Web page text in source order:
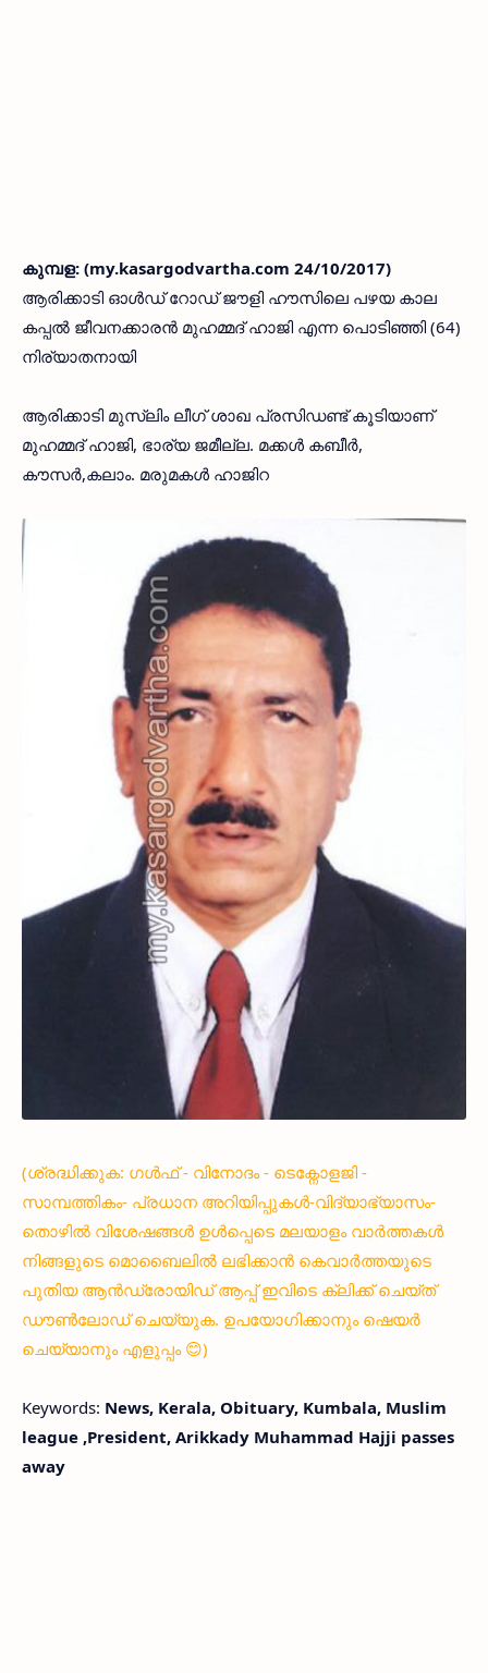
കുമ്പള: (my.kasargodvartha.com 24/10/2017)
ആരിക്കാടി ഓള്‍ഡ് റോഡ് ജൗളി ഹൗസിലെ പഴയ കാല
കപ്പല്‍ ജീവനക്കാരന്‍ മുഹമ്മദ് ഹാജി എന്ന പൊടിഞ്ഞി (64)
നിര്യാതനായി
ആരിക്കാടി മുസ്ലിം ലീഗ് ശാഖ പ്രസിഡണ്ട് കൂടിയാണ്
മുഹമ്മദ് ഹാജി, ഭാര്യ ജമീല്ല. മക്കള്‍ കബീര്‍,
കൗസര്‍,കലാം. മരുമകള്‍ ഹാജിറ
(ശ്രദ്ധിക്കുക: ഗൾഫ് - വിനോദം - ടെക്നോളജി -
സാമ്പത്തികം- പ്രധാന അറിയിപ്പുകൾ-വിദ്യാഭ്യാസം-
തൊഴിൽ വിശേഷങ്ങൾ ഉൾപ്പെടെ മലയാളം വാർത്തകൾ
നിങ്ങളുടെ മൊബൈലിൽ ലഭിക്കാൻ കെവാർത്തയുടെ
പുതിയ ആൻഡ്രോയിഡ് ആപ്പ് ഇവിടെ ക്ലിക്ക് ചെയ്ത്
ഡൗൺലോഡ് ചെയ്യുക. ഉപയോഗിക്കാനും ഷെയർ
ചെയ്യാനും എളുപ്പം 😊)
Keywords: News, Kerala, Obituary, Kumbala, Muslim
league ,President, Arikkady Muhammad Hajji passes
away